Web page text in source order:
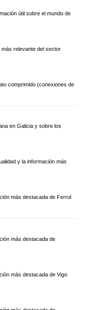
útil sobre el mundo de
relevante del sector
comprimido (conexiones de
en Galicia y sobre los
y la información más
más destacada de Ferrol
más destacada de
más destacada de Vigo